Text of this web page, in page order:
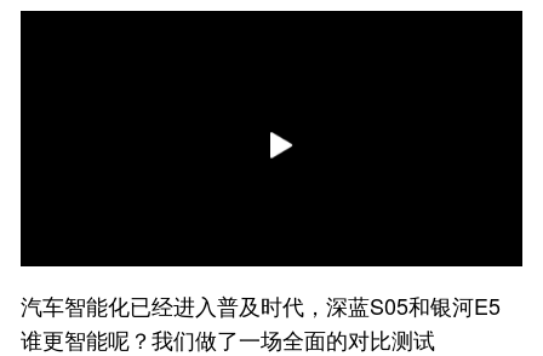
汽车智能化已经进入普及时代，深蓝S05和银河E5
谁更智能呢？我们做了一场全面的对比测试